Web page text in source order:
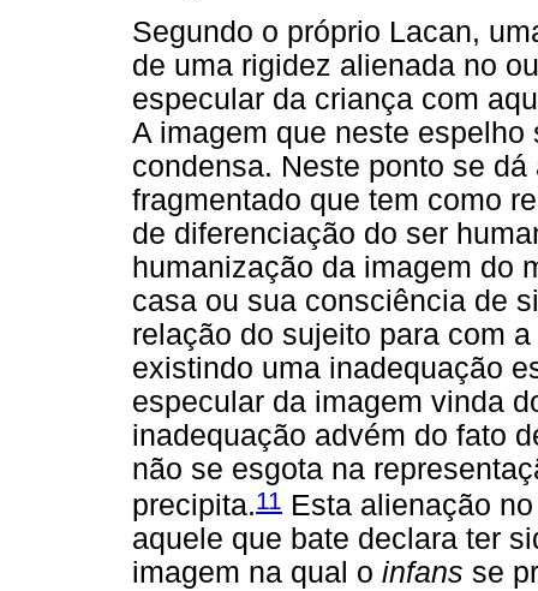
Segundo o próprio Lacan,
de uma rigidez alienada no
especular da criança com
A imagem que neste
condensa. Neste ponto se
fragmentado que tem como
de diferenciação do ser
humanização da imagem do
casa ou sua consciência de
relação do sujeito para com
existindo uma inadequação
especular da imagem vinda
inadequação advém do fato
não se esgota na
precipita.11 Esta alienação
aquele que bate declara ter
imagem na qual o infans se